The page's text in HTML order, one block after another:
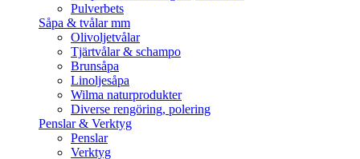
Pulverbets
Såpa & tvålar mm
Olivoljetvålar
Tjärtvålar & schampo
Brunsåpa
Linoljesåpa
Wilma naturprodukter
Diverse rengöring, polering
Penslar & Verktyg
Penslar
Verktyg